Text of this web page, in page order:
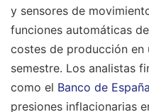
y sensores de
funciones automáticas
costes de producción en
semestre. Los analistas
como el Banco de España
presiones inflacionarias